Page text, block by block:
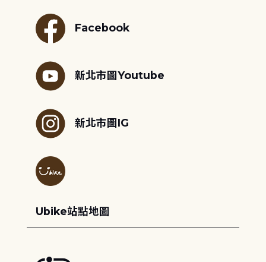
Facebook
新北市圖Youtube
新北市圖IG
Ubike站點地圖